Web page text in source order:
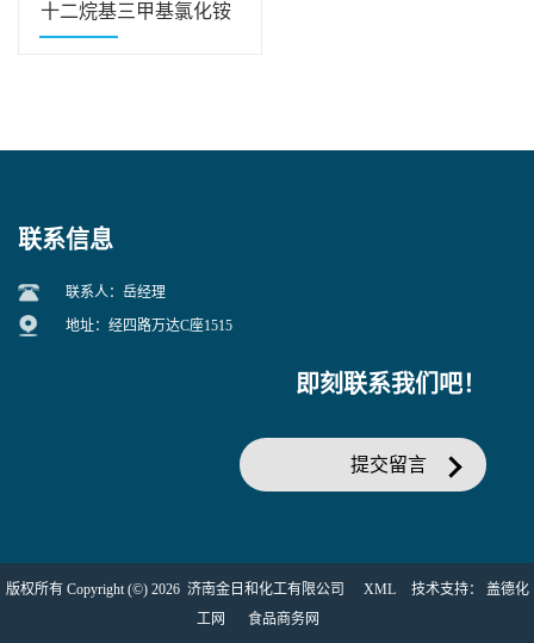
十二烷基三甲基氯化铵
联系信息
联系人：岳经理
地址：经四路万达C座1515
即刻联系我们吧！
提交留言
版权所有 Copyright (©) 2026 济南金日和化工有限公司 XML 技术支持： 盖德化
工网
食品商务网